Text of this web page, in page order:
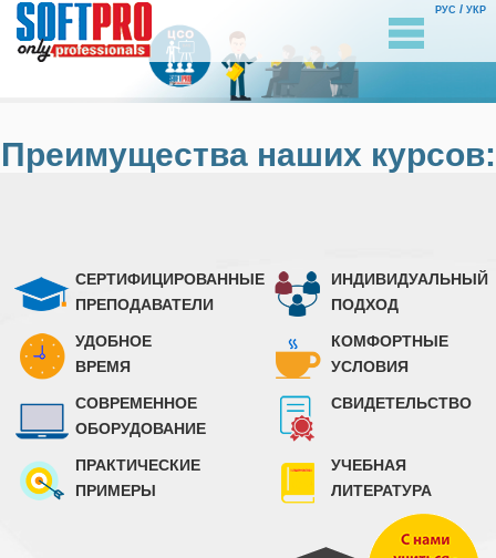
РУС / УКР
Преимущества наших курсов:
СЕРТИФИЦИРОВАННЫЕ
ПРЕПОДАВАТЕЛИ
ИНДИВИДУАЛЬНЫЙ
ПОДХОД
УДОБНОЕ
ВРЕМЯ
КОМФОРТНЫЕ
УСЛОВИЯ
СОВРЕМЕННОЕ
ОБОРУДОВАНИЕ
СВИДЕТЕЛЬСТВО
ПРАКТИЧЕСКИЕ
ПРИМЕРЫ
УЧЕБНАЯ
ЛИТЕРАТУРА